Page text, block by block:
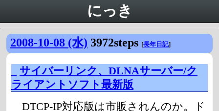
にっき
2008-10-08 (水) 3972steps [長年日記]
サイバーリンク、DLNAサーバー/ク
ライアントソフト最新版
DTCP-IP対応版は市販されんのか。ド